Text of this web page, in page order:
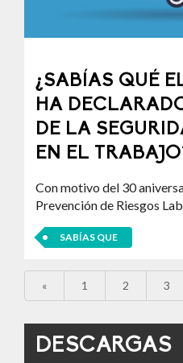
¿SABÍAS QUÉ
HA
DE LA
EN EL
Con motivo del 30
Prevención de Riesgos
SABÍAS QUE
« 1 2 3
DESCARGAS